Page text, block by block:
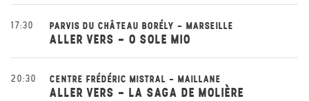
17:30 PARVIS DU CHÂTEAU BORÉLY - MARSEILLE
ALLER VERS - O SOLE MIO
20:30 CENTRE FRÉDÉRIC MISTRAL - MAILLANE
ALLER VERS - LA SAGA DE MOLIÈRE